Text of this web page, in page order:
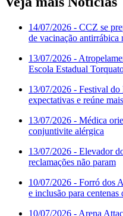
14/07/2026 - CCZ se
de vacinação antirrábica
13/07/2026 -
Escola Estadual
13/07/2026 - Festival do
expectativas e reúne
13/07/2026 - Médica
conjuntivite alérgica
13/07/2026 - Elevador
reclamações não param
10/07/2026 - Forró dos
e inclusão para centenas
10/07/2026 - Arena